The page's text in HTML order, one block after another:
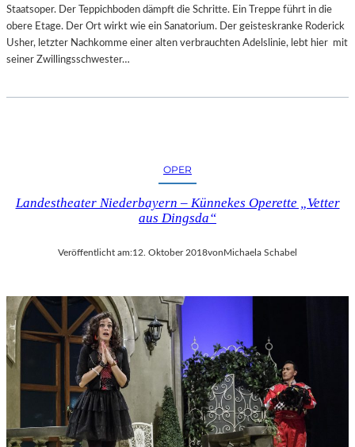
Staatsoper. Der Teppichboden dämpft die Schritte. Ein Treppe führt in die
obere Etage. Der Ort wirkt wie ein Sanatorium. Der geisteskranke Roderick
Usher, letzter Nachkomme einer alten verbrauchten Adelslinie, lebt hier mit
seiner Zwillingsschwester…
OPER
Landestheater Niederbayern – Künnekes Operette „Vetter
aus Dingsda“
Veröffentlicht am:12. Oktober 2018von Michaela Schabel